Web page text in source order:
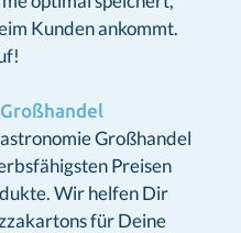
Kunden ankommt.
Großhandel
Preisen
Wir helfen Dir
für Deine